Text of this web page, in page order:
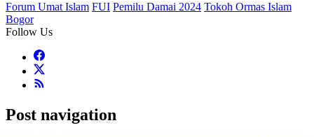
Forum Umat Islam FUI Pemilu Damai 2024 Tokoh Ormas Islam
Bogor
Follow Us
Post navigation